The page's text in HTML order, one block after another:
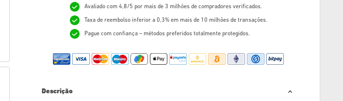
Avaliado com 4,8/5 por mais de 3 milhões de compradores verificados.
Taxa de reembolso inferior a 0,3% em mais de 10 milhões de transações.
Pague com confiança – métodos preferidos totalmente protegidos.
Descrição